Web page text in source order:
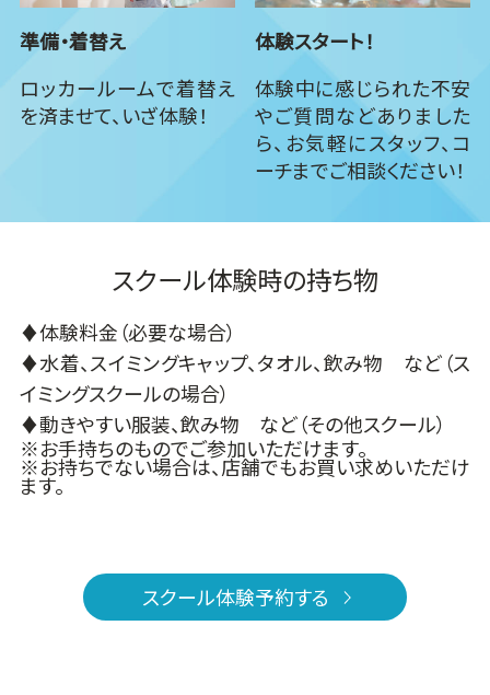
準備・着替え
ロッカールームで着替え
を済ませて、いざ体験！
体験スタート！
体験中に感じられた不安
やご質問などありました
ら、お気軽にスタッフ、コ
ーチまでご相談ください！
スクール体験時の持ち物
♦体験料金（必要な場合）
♦水着、スイミングキャップ、タオル、飲み物 など（ス
イミングスクールの場合）
♦動きやすい服装、飲み物 など（その他スクール）
※お手持ちのものでご参加いただけます。
※お持ちでない場合は、店舗でもお買い求めいただけ
ます。
スクール体験予約する